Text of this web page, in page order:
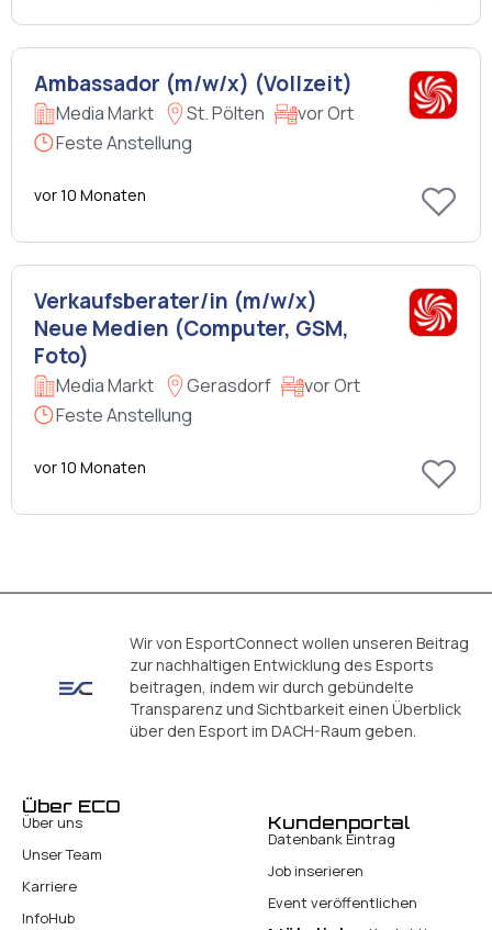
Ambassador (m/w/x) (Vollzeit)
Media Markt St. Pölten
vor Ort
Feste Anstellung
vor 10 Monaten
Verkaufsberater/in (m/w/x)
Neue Medien (Computer, GSM,
Foto)
Media Markt Gerasdorf
vor Ort
Feste Anstellung
vor 10 Monaten
Wir von EsportConnect wollen unseren Beitrag
zur nachhaltigen Entwicklung des Esports
beitragen, indem wir durch gebündelte
Transparenz und Sichtbarkeit einen Überblick
über den Esport im DACH-Raum geben.
Über ECO
Über uns
Unser Team
Karriere
InfoHub
Kundenportal
Datenbank Eintrag
Job inserieren
Event veröffentlichen